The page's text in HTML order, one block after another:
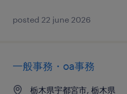
posted 22 june 2026
一般事務・oa事務
栃木県宇都宮市, 栃木県